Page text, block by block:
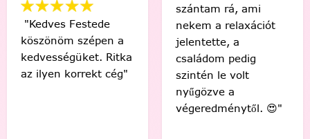
Festede
szépen a
Ritka
korrekt cég"
szántam rá, ami
nekem a relaxációt
jelentette, a
családom pedig
szintén le volt
nyűgözve a
végeredménytől. 😍"